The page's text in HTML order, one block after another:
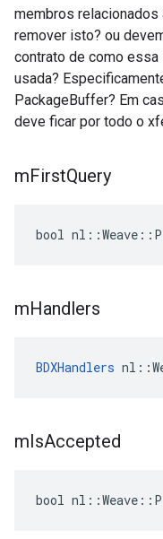
membros relacionados
remover isto? ou
contrato de como
usada?
PackageBuffer? Em
deve ficar por todo o
mFirstQuery
bool
mHandlers
BDXHandlers
mIsAccepted
bool